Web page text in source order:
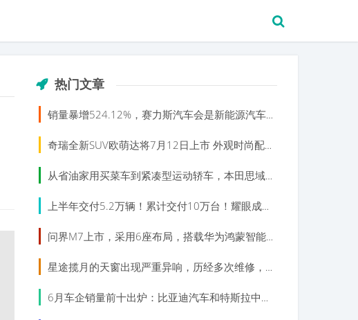
热门文章
销量暴增524.12%，赛力斯汽车会是新能源汽车中的黑马？
奇瑞全新SUV欧萌达将7月12日上市 外观时尚配置智能
从省油家用买菜车到紧凑型运动轿车，本田思域都经历了什么？
上半年交付5.2万辆！累计交付10万台！耀眼成绩的背后是多少零跑车主的“血与泪”？
问界M7上市，采用6座布局，搭载华为鸿蒙智能座舱，31.98万起售
星途揽月的天窗出现严重异响，历经多次维修，售后无法提供交通费补偿？
6月车企销量前十出炉：比亚迪汽车和特斯拉中国同比增长超过170%